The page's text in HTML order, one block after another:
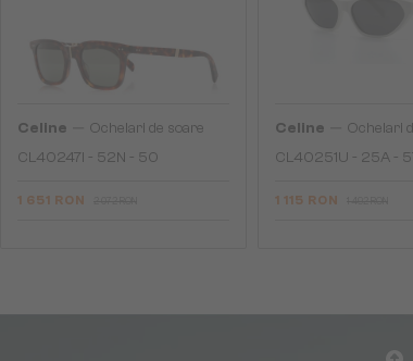
Celine
Ochelari de soare
CL40247I - 52N - 50
1 651 RON
Celine
Ochelari
CL40251U - 25A -
1 115 RON